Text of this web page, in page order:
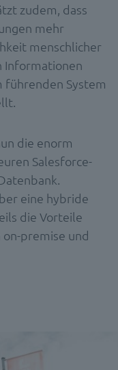
zudem, dass
mehr
menschlicher
Informationen
führenden System
die enorm
Salesforce-
eine hybride
die Vorteile
premise und